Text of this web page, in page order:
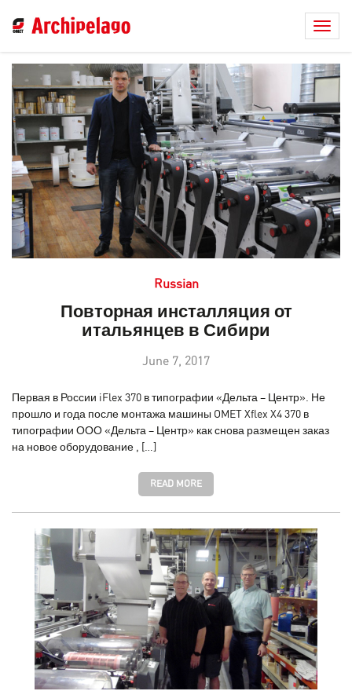
Russian
Повторная инсталляция от
итальянцев в Сибири
June 7, 2017
Первая в России iFlex 370 в типографии «Дельта – Центр». Не
прошло и года после монтажа машины OMET Xflex X4 370 в
типографии ООО «Дельта – Центр» как снова размещен заказ
на новое оборудование , […]
READ MORE